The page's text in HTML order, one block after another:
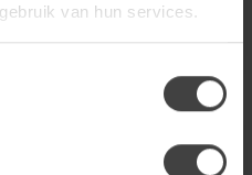
van hun services.